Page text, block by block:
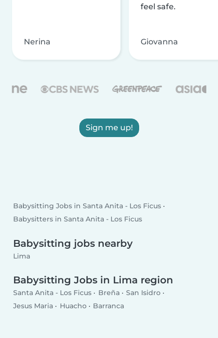
Nerina
feel safe.
Giovanna
Sign me up!
Babysitting Jobs in Santa Anita - Los Ficus
Babysitters in Santa Anita - Los Ficus
Babysitting jobs nearby
Lima
Babysitting Jobs in Lima region
Santa Anita - Los Ficus Breña
San Isidro
Jesus Maria
Huacho Barranca